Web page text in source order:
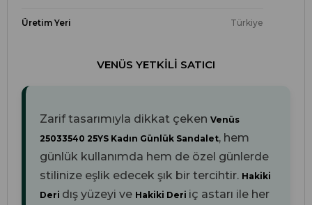
Üretim Yeri Türkiye
VENÜS YETKILI SATICI
Zarif tasarımıyla dikkat çeken Venüs
25033540 25YS Kadın Günlük Sandalet, hem
günlük kullanımda hem de özel günlerde
stilinize eşlik edecek şık bir tercihtir. Hakiki
Deri dış yüzeyi ve Hakiki Deri iç astarı ile her